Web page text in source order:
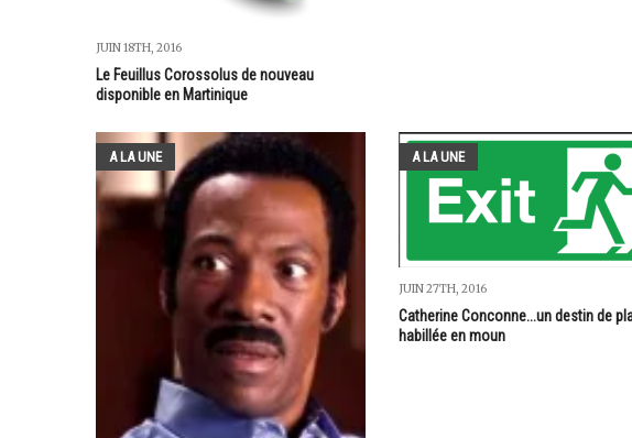
JUIN 18TH, 2016
Le Feuillus Corossolus de nouveau
disponible en Martinique
A LA UNE A LA UNE
JUIN 27TH, 2016
Catherine Conconne...un destin de
habillée en moun